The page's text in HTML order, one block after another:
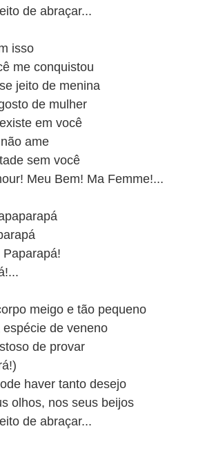
de abraçar...
isso
me conquistou
jeito de menina
de mulher
em você
ame
sem você
Meu Bem! Ma Femme!...
Paparapá!
meigo e tão pequeno
espécie de veneno
de provar
haver tanto desejo
olhos, nos seus beijos
de abraçar...